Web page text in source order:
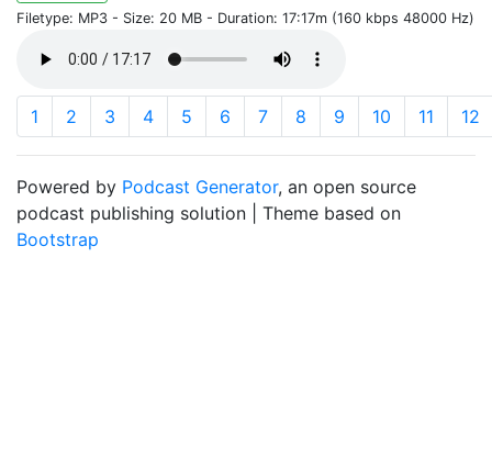
Filetype: MP3 - Size: 20 MB - Duration: 17:17m (160 kbps 48000 Hz)
1 2 3 4 5 6 7 8 9 10 11 12
Powered by Podcast Generator, an open source
podcast publishing solution | Theme based on
Bootstrap